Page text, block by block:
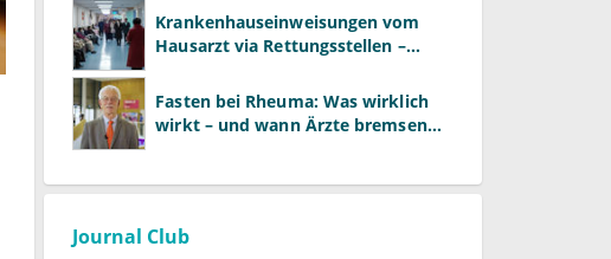
wir wollen"
Krankenhauseinweisungen vom
Hausarzt via Rettungsstellen –
Fasten bei Rheuma: Was wirklich
wirkt – und wann Ärzte bremsen
Journal Club